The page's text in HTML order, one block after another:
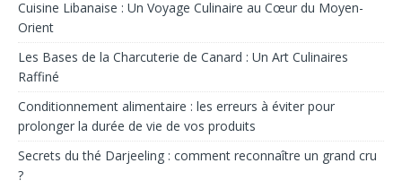
Cuisine Libanaise : Un Voyage Culinaire au Cœur du Moyen-
Orient
Les Bases de la Charcuterie de Canard : Un Art Culinaires
Raffiné
Conditionnement alimentaire : les erreurs à éviter pour
prolonger la durée de vie de vos produits
Secrets du thé Darjeeling : comment reconnaître un grand cru
?